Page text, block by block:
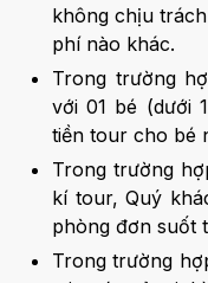
không chịu
phí nào khác.
Trong trường
với 01 bé (dưới
tiền tour cho bé
Trong trường
kí tour, Quý
phòng đơn suốt
Trong trường